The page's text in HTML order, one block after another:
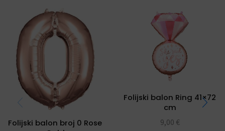
Folijski balon broj 0 Rose
Folijski balon Ring 41×72
cm
9,00 €